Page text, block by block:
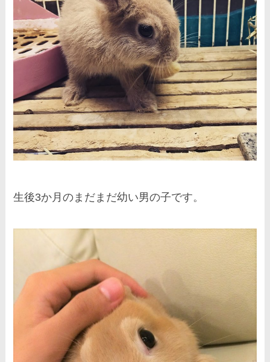
生後3か月のまだまだ幼い男の子です。